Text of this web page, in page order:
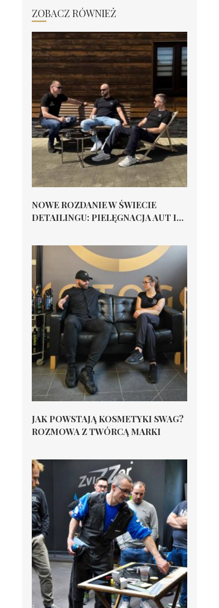
ZOBACZ RÓWNIEŻ
NOWE ROZDANIE W ŚWIECIE
DETAILINGU: PIELĘGNACJA AUT I...
JAK POWSTAJĄ KOSMETYKI SWAG?
ROZMOWA Z TWÓRCĄ MARKI